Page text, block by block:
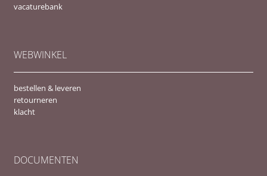
vacaturebank
WEBWINKEL
bestellen & leveren
retourneren
klacht
DOCUMENTEN